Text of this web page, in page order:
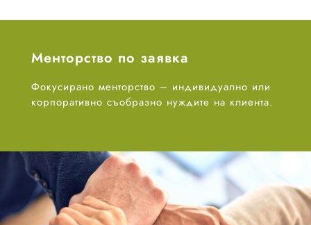
Менторство по заявка
Фокусирано менторство – индивидуално или
корпоративно съобразно нуждите на клиента.